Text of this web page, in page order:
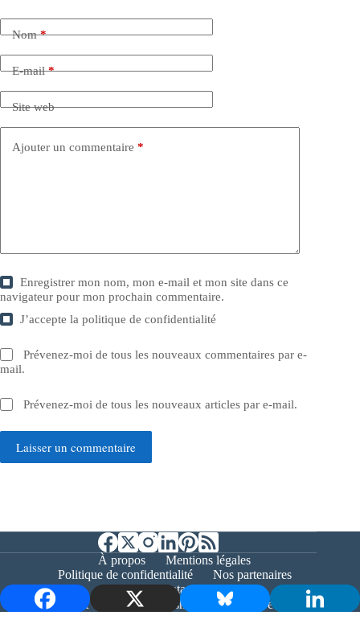
Nom*
E-mail*
Site web
Ajouter un commentaire *
Enregistrer mon nom, mon e-mail et mon site dans ce
navigateur pour mon prochain commentaire.
J’accepte lapolitique de confidentialité
Prévenez-moi de tous les nouveaux commentaires par e-
mail.
Prévenez-moi de tous les nouveaux articles par e-mail.
Laisser un commentaire
À propos
Mentions légales
Politique de confidentialité
Nos partenaires
Contact
Copyright © 2026 - Bernieshoot.fr Journal Web